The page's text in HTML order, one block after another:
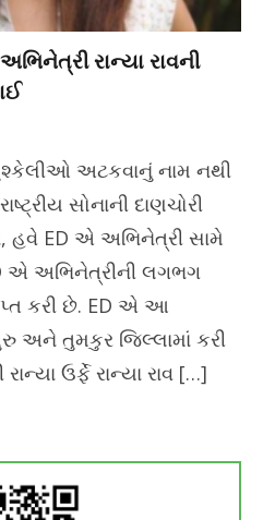
રાન્યા રાવની
અટકવાનું નામ નથી
સોનાની દાણચોરી
હવે ED એ અભિનેત્રી સામે
એ અભિનેત્રીની લગભગ
કરી છે. ED એ આ
અને તુમકુર જિલ્લામાં કરી
ઉર્ફે રાન્યા રાવ […]